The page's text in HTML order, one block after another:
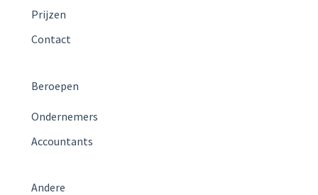
Prijzen
Contact
Beroepen
Ondernemers
Accountants
Andere